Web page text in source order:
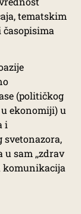
tematskim
(političkog
ekonomiji) u
i
u sam ,,zdrav
komunikacija